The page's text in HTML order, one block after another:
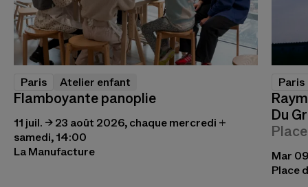
Paris Atelier enfant
Flamboyante panoplie
11 juil. → 23 août 2026, chaque mercredi +
samedi, 14:00
La Manufacture
Paris
Du
Mar
Place